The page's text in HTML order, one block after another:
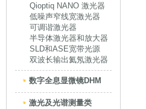
Qioptiq NANO 激光器
低噪声窄线宽激光器
可调谐激光器
半导体激光器和放大器
SLD和ASE宽带光源
双波长输出氦氖激光器
数字全息显微镜DHM
激光及光谱测量类